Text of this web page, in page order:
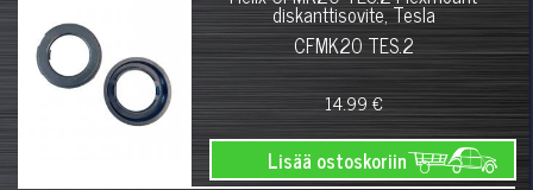
diskanttisovite, Tesla
CFMK20 TES.2
14.99 €
Lisää ostoskoriin